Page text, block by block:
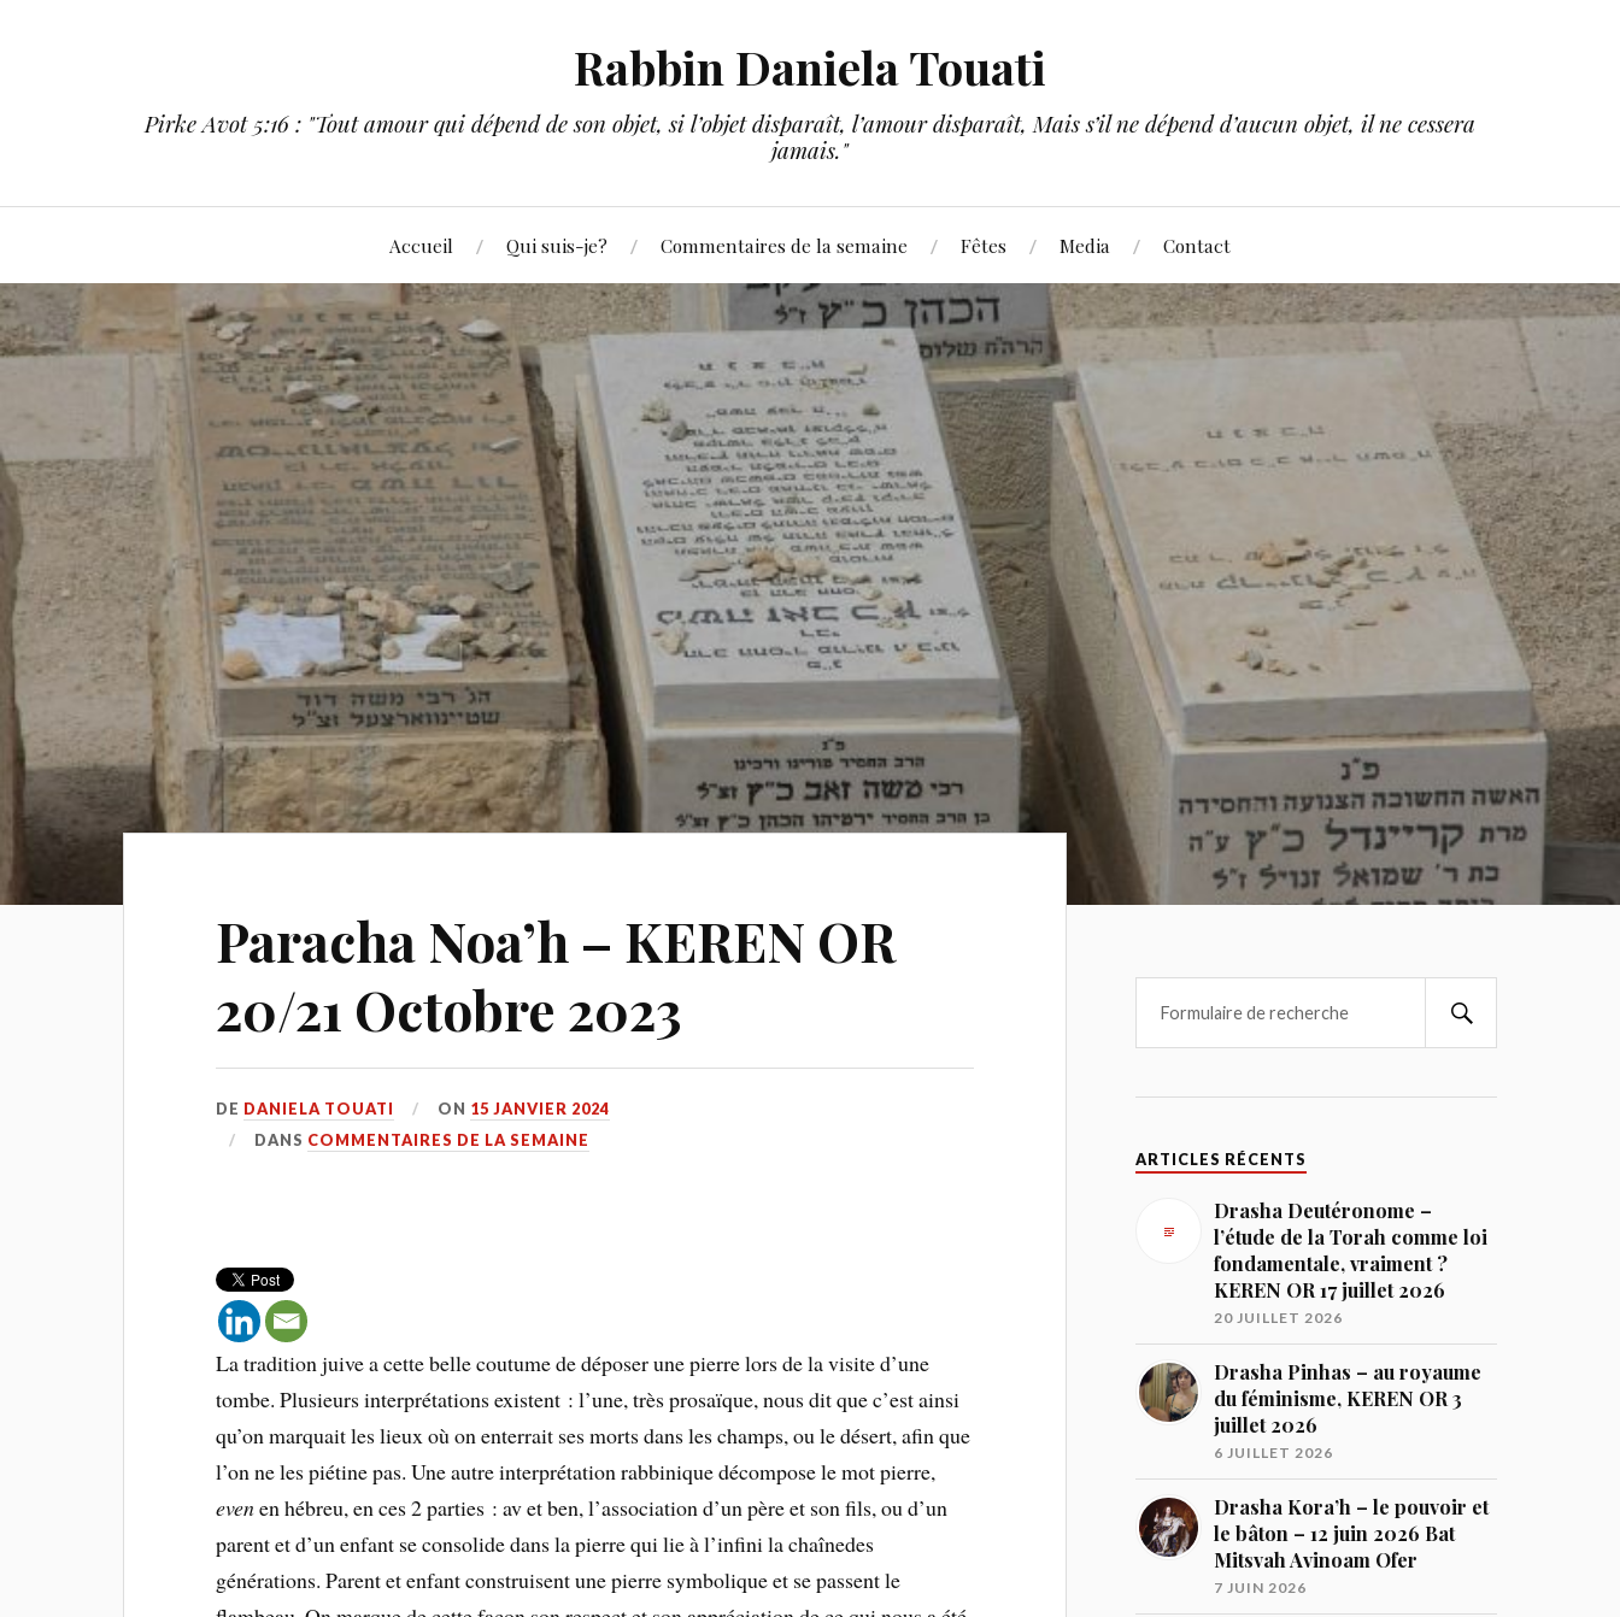
Rabbin Daniela Touati
Pirke Avot 5:16 : "Tout amour qui dépend de son objet, si l’objet disparaît, l’amour disparaît, Mais s’il ne dépend d’aucun objet, il ne cessera
jamais."
Accueil Qui suis-je? Commentaires de la semaine Fêtes Media Contact
Paracha Noa’h – KEREN OR
20/21 Octobre 2023
DE DANIELA TOUATI ON 15 JANVIER 2024
DANS COMMENTAIRES DE LA SEMAINE
La tradition juive a cette belle coutume de déposer une pierre lors de la visite d’une
tombe. Plusieurs interprétations existent : l’une, très prosaïque, nous dit que c’est ainsi
qu’on marquait les lieux où on enterrait ses morts dans les champs, ou le désert, afin que
l’on ne les piétine pas. Une autre interprétation rabbinique décompose le mot pierre,
evenen hébreu, en ces 2 parties : av et ben, l’association d’un père et son fils, ou d’un
parent et d’un enfant se consolide dans la pierre qui lie à l’infini la chaînedes
générations. Parent et enfant construisent une pierre symbolique et se passent le
ARTICLES RÉCENTS
Drasha Deutéronome –
l’étude de la Torah comme loi
fondamentale, vraiment ?
KEREN OR 17 juillet 2026
20 JUILLET 2026
Drasha Pinhas – au royaume
du féminisme, KEREN OR 3
juillet 2026
6 JUILLET 2026
Drasha Kora’h – le pouvoir et
le bâton – 12 juin 2026 Bat
Mitsvah Avinoam Ofer
7 JUIN 2026